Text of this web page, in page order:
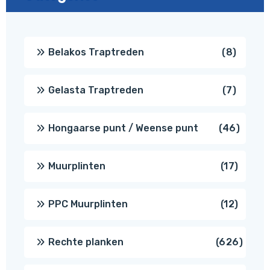
Belakos Traptreden 88
Gelasta Traptreden 77
Hongaarse punt / Weense punt 4646
Muurplinten 1717
PPC Muurplinten 1212
Rechte planken 626626